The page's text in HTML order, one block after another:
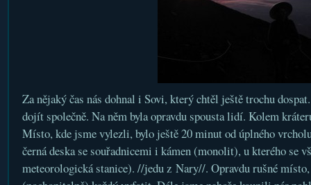
Za nějaký čas nás dohnal i Sovi, který chtěl ještě trochu
dojít společně. Na něm byla opravdu spousta lidí. Kolem
Místo, kde jsme vylezli, bylo ještě 20 minut od úplného
černá deska se souřadnicemi i kámen (monolit), u kterého se
meteorologická stanice). //jedu z Nary//. Opravdu rušné